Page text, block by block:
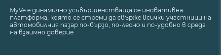
MyVe е динамично усъвършенстваща се иновативна
платформа, която се стреми да свърже всички участници на
автомобилния пазар по-бързо, по-лесно и по-удобно в среда
на взаимно доверие.